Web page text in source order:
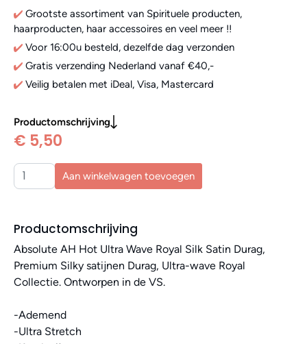
Grootste assortiment van Spirituele producten,
haarproducten, haar accessoires en veel meer !!
Voor 16:00u besteld, dezelfde dag verzonden
Gratis verzending Nederland vanaf €40,-
Veilig betalen met iDeal, Visa, Mastercard
Productomschrijving
€ 5,50
Aan winkelwagen toevoegen
Productomschrijving
Absolute AH Hot Ultra Wave Royal Silk Satin Durag,
Premium Silky satijnen Durag, Ultra-wave Royal
Collectie. Ontworpen in de VS.
-Ademend
-Ultra Stretch